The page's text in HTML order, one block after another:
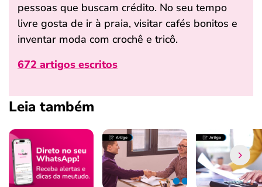
pessoas que buscam crédito. No seu tempo
livre gosta de ir à praia, visitar cafés bonitos e
inventar moda com crochê e tricô.
672 artigos escritos
Leia também